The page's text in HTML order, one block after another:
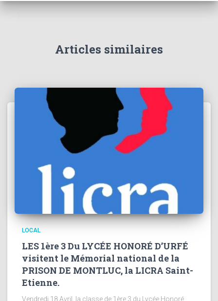
Articles similaires
LOCAL
LES 1ère 3 Du LYCÉE HONORÉ D’URFÉ
visitent le Mémorial national de la
PRISON DE MONTLUC, la LICRA Saint-
Etienne.
Vendredi 18 Avril, la classe de 1ère 3 du Lycée Honoré